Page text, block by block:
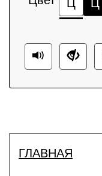
Ц Ц
ГЛАВНАЯ